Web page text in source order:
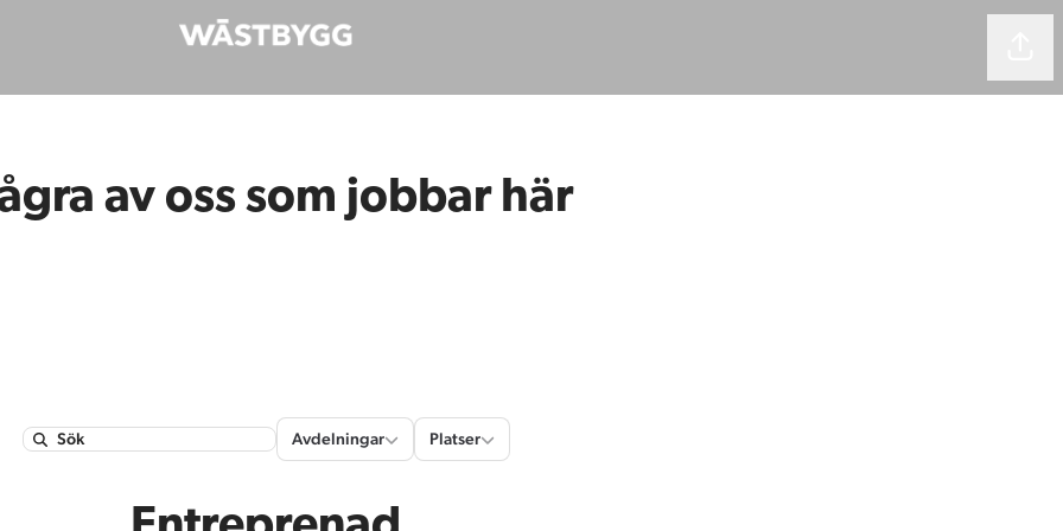
av oss som jobbar här
Search
Avdelningar
Avdelningar Platser